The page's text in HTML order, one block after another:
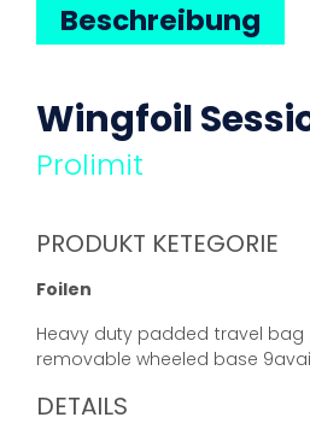
Beschreibung
Wingfoil
Prolimit
PRODUKT KETEGORIE
Foilen
Heavy duty padded travel bag
removable wheeled base
DETAILS